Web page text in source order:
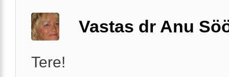
Vastas dr Anu
Tere!